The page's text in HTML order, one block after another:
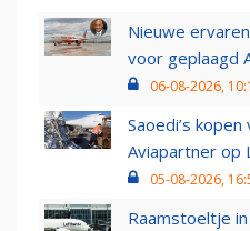
Nieuwe
voor geplaagd
06-08-2026,
Saoedi’s
Aviapartner op
05-08-2026,
Raamstoeltje